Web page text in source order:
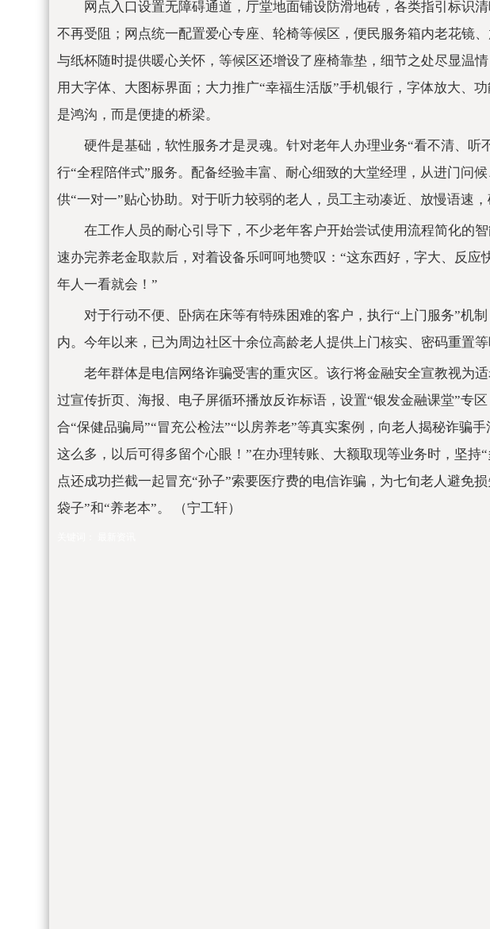
网点入口设置无障碍通道，厅堂地面铺设防滑地砖，各类指引标识
不再受阻；网点统一配置爱心专座、轮椅等候区，便民服务箱内老花镜
与纸杯随时提供暖心关怀，等候区还增设了座椅靠垫，细节之处尽显温
用大字体、大图标界面；大力推广“幸福生活版”手机银行，字体放大、
是鸿沟，而是便捷的桥梁。
硬件是基础，软性服务才是灵魂。针对老年人办理业务“看不清、听
行“全程陪伴式”服务。配备经验丰富、耐心细致的大堂经理，从进门问
供“一对一”贴心协助。对于听力较弱的老人，员工主动凑近、放慢语速，
在工作人员的耐心引导下，不少老年客户开始尝试使用流程简化的
速办完养老金取款后，对着设备乐呵呵地赞叹：“这东西好，字大、反应
年人一看就会！”
对于行动不便、卧病在床等有特殊困难的客户，执行“上门服务”机
内。今年以来，已为周边社区十余位高龄老人提供上门核实、密码重置等
老年群体是电信网络诈骗受害的重灾区。该行将金融安全宣教视为
过宣传折页、海报、电子屏循环播放反诈标语，设置“银发金融课堂”专
合“保健品骗局”“冒充公检法”“以房养老”等真实案例，向老人揭秘诈骗
这么多，以后可得多留个心眼！”在办理转账、大额取现等业务时，坚持
点还成功拦截一起冒充“孙子”索要医疗费的电信诈骗，为七旬老人避免
袋子”和“养老本”。 （宁工轩）